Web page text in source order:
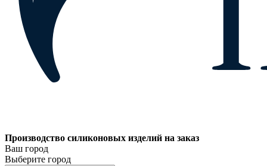
Производство силиконовых изделий на заказ
Ваш город
Выберите город